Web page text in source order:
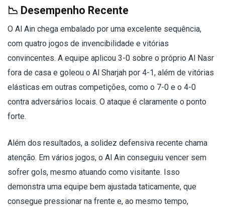
📉 Desempenho Recente
O Al Ain chega embalado por uma excelente sequência,
com quatro jogos de invencibilidade e vitórias
convincentes. A equipe aplicou 3-0 sobre o próprio Al Nasr
fora de casa e goleou o Al Sharjah por 4-1, além de vitórias
elásticas em outras competições, como o 7-0 e o 4-0
contra adversários locais. O ataque é claramente o ponto
forte.
Além dos resultados, a solidez defensiva recente chama
atenção. Em vários jogos, o Al Ain conseguiu vencer sem
sofrer gols, mesmo atuando como visitante. Isso
demonstra uma equipe bem ajustada taticamente, que
consegue pressionar na frente e, ao mesmo tempo,